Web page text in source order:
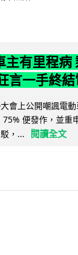
主有里程病
言一手終
會上公開嘲諷電
便發作，並重
，...
閱讀全文